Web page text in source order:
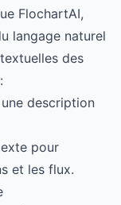
FlochartAI,
langage naturel
des
description
pour
et les flux.